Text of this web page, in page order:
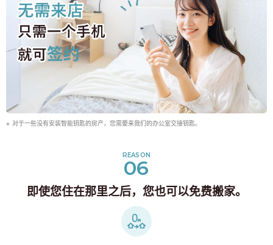
对于一些没有安装智能钥匙的房产，您需要来我们的办公室交接钥匙。
REASON
06
即使您住在那里之后，您也可以免费搬家。